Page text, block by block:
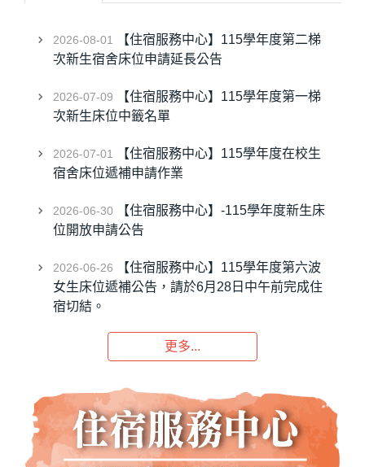
2026-08-01
【住宿服務中心】115學年度第二梯
次新生宿舍床位申請延長公告
2026-07-09
【住宿服務中心】115學年度第一梯
次新生床位中籤名單
2026-07-01
【住宿服務中心】115學年度在校生
宿舍床位遞補申請作業
2026-06-30
【住宿服務中心】-115學年度新生床
位開放申請公告
2026-06-26
【住宿服務中心】115學年度第六波
女生床位遞補公告，請於6月28日中午前完成住
宿切結。
更多...